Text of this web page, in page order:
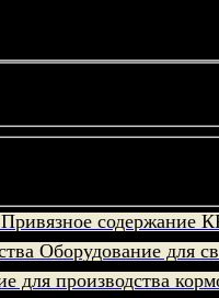
Привязное содержание
Оборудование для